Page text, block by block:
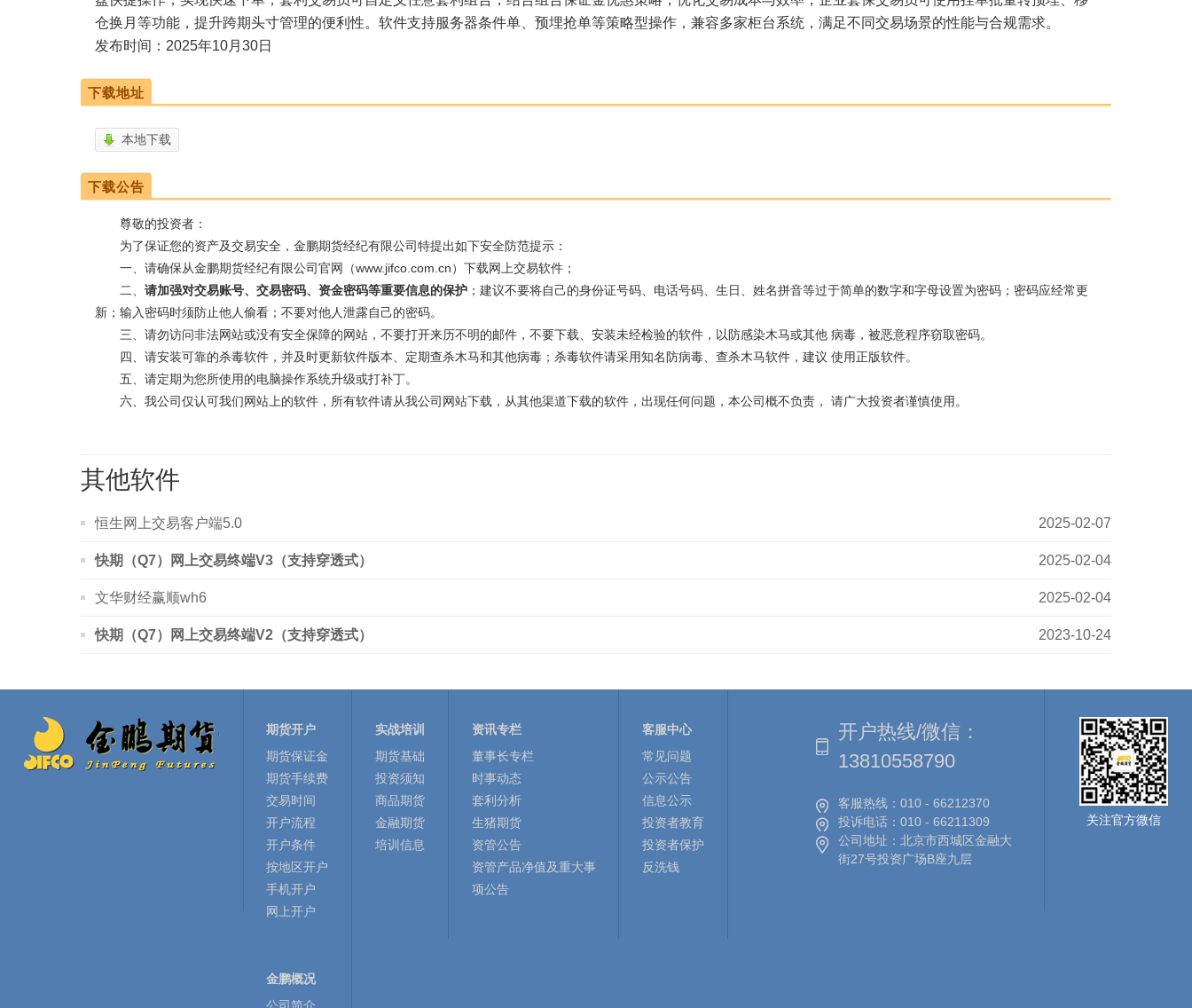
仓换月等功能，提升跨期头寸管理的便利性。软件支持服务器条件单、预埋抢单等策略型操作，兼容多家柜台系统，满足不同交易场景的性能与合规需求。
发布时间：2025年10月30日
下载地址
本地下载
下载公告
尊敬的投资者：
为了保证您的资产及交易安全，金鹏期货经纪有限公司特提出如下安全防范提示：
一、请确保从金鹏期货经纪有限公司官网（www.jifco.com.cn）下载网上交易软件；
二、请加强对交易账号、交易密码、资金密码等重要信息的保护 ；建议不要将自己的身份证号码、电话号码、生日、姓名拼音等过于简单的数字和字母设置为密码；密码应经常更
新；输入密码时须防止他人偷看；不要对他人泄露自己的密码。
三、请勿访问非法网站或没有安全保障的网站，不要打开来历不明的邮件，不要下载、安装未经检验的软件，以防感染木马或其他 病毒，被恶意程序窃取密码。
四、请安装可靠的杀毒软件，并及时更新软件版本、定期查杀木马和其他病毒；杀毒软件请采用知名防病毒、查杀木马软件，建议 使用正版软件。
五、请定期为您所使用的电脑操作系统升级或打补丁。
六、我公司仅认可我们网站上的软件，所有软件请从我公司网站下载，从其他渠道下载的软件，出现任何问题，本公司概不负责， 请广大投资者谨慎使用。
其他软件
恒生网上交易客户端5.0 2025-02-07
快期（Q7）网上交易终端V3（支持穿透式） 2025-02-04
文华财经赢顺wh6 2025-02-04
快期（Q7）网上交易终端V2（支持穿透式） 2023-10-24
期货开户
期货保证金
期货手续费
交易时间
开户流程
开户条件
按地区开户
手机开户
网上开户
实战培训
期货基础
投资须知
商品期货
金融期货
培训信息
资讯专栏
董事长专栏
时事动态
套利分析
生猪期货
资管公告
资管产品净值及重大事
项公告
客服中心
常见问题
公示公告
信息公示
投资者教育
投资者保护
反洗钱
金鹏概况
公司简介
开户热线/微信：
13810558790
客服热线： 010 - 66212370
投诉电话： 010 - 66211309
公司地址： 北京市西城区金融大
街27号投资广场B座九层
关注官方微信